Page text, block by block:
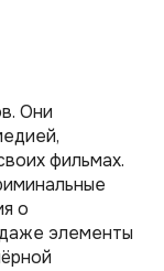
Они
фильмах.
о
элементы